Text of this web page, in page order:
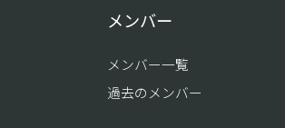
メンバー
メンバー一覧
過去のメンバー